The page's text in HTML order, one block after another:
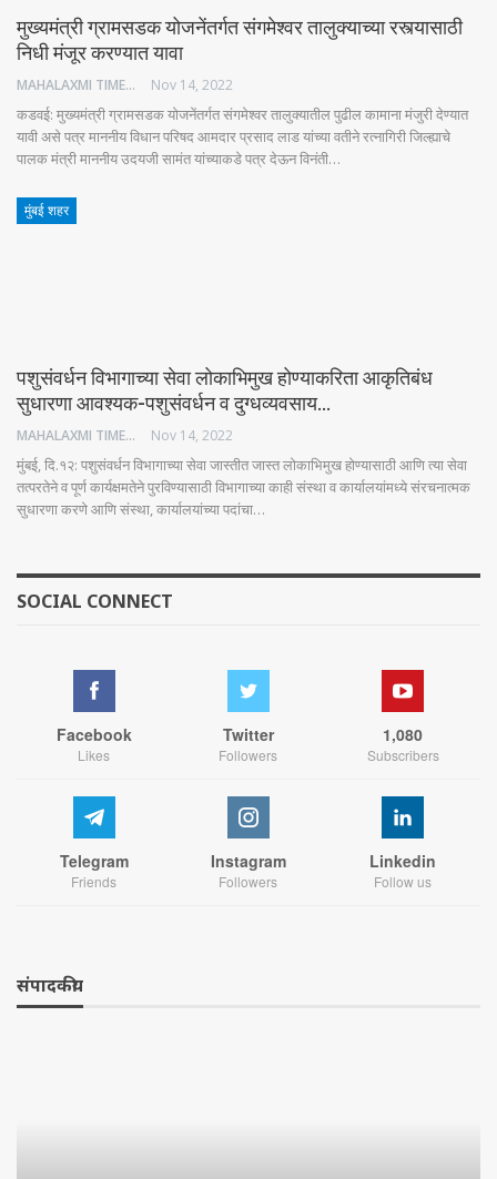
मुख्यमंत्री ग्रामसडक योजनेंतर्गत संगमेश्वर तालुक्याच्या रस्त्यासाठी
निधी मंजूर करण्यात यावा
MAHALAXMI TIMES Nov 14, 2022
कडवई: मुख्यमंत्री ग्रामसडक योजनेंतर्गत संगमेश्वर तालुक्यातील पुढील कामाना मंजुरी देण्यात
यावी असे पत्र माननीय विधान परिषद आमदार प्रसाद लाड यांच्या वतीने रत्नागिरी जिल्ह्याचे
पालक मंत्री माननीय उदयजी सामंत यांच्याकडे पत्र देऊन विनंती…
मुंबई शहर
पशुसंवर्धन विभागाच्या सेवा लोकाभिमुख होण्याकरिता आकृतिबंध
सुधारणा आवश्यक-पशुसंवर्धन व दुग्धव्यवसाय…
MAHALAXMI TIMES Nov 14, 2022
मुंबई, दि.१२: पशुसंवर्धन विभागाच्या सेवा जास्तीत जास्त लोकाभिमुख होण्यासाठी आणि त्या सेवा
तत्परतेने व पूर्ण कार्यक्षमतेने पुरविण्यासाठी विभागाच्या काही संस्था व कार्यालयांमध्ये संरचनात्मक
सुधारणा करणे आणि संस्था, कार्यालयांच्या पदांचा…
SOCIAL CONNECT
Facebook
Likes
Twitter
Followers
1,080
Subscribers
Telegram
Friends
Instagram
Followers
Linkedin
Follow us
संपादकीय